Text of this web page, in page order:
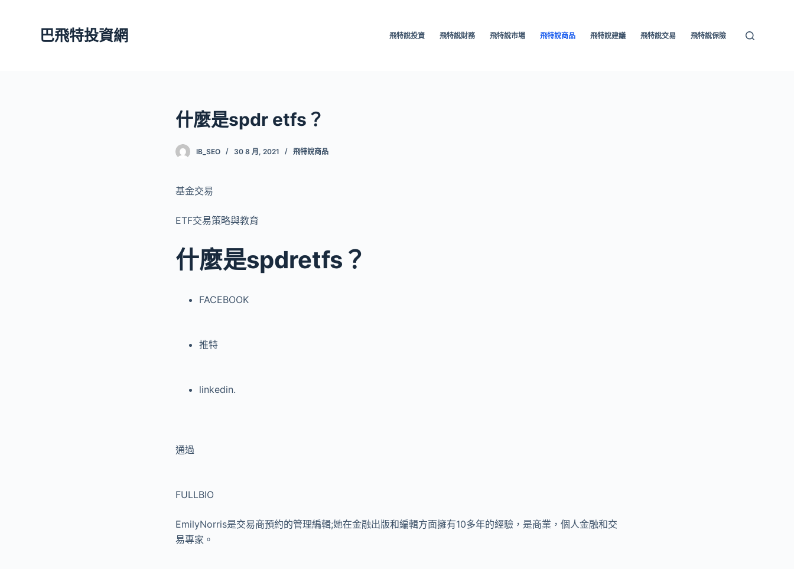
巴飛特投資網 飛特說投資 飛特說財務 飛特說市場 飛特說商品 飛特說建議 飛特說交易 飛特說保險
什麼是spdr etfs？
IB_SEO 30 8 月, 2021 飛特說商品
基金交易
ETF交易策略與教育
什麼是spdretfs？
FACEBOOK
推特
linkedin.
通過
FULLBIO
EmilyNorris是交易商預約的管理編輯;她在金融出版和編輯方面擁有10多年的經驗，是商業，個人金融和交
易專家。